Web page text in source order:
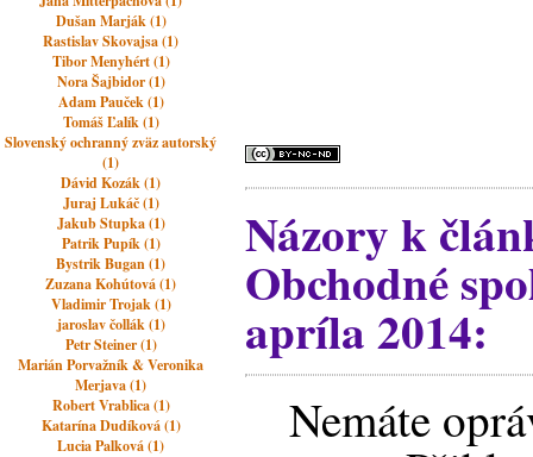
Dušan Marják (1)
Rastislav Skovajsa (1)
Tibor Menyhért (1)
Nora Šajbidor (1)
Adam Pauček (1)
Tomáš Ľalík (1)
Slovenský ochranný zväz autorský
(1)
Dávid Kozák (1)
Juraj Lukáč (1)
Jakub Stupka (1)
Patrik Pupík (1)
Bystrik Bugan (1)
Zuzana Kohútová (1)
Vladimir Trojak (1)
jaroslav čollák (1)
Petr Steiner (1)
Marián Porvažník & Veronika
Merjava (1)
Robert Vrablica (1)
Katarína Dudíková (1)
Lucia Palková (1)
Názory k
Obchodné
apríla 2014:
Nemáte